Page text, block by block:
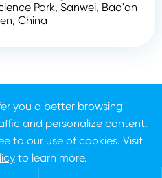
Park, Sanwei, Bao'an
China
derechos reservados.
de privacidad
you a better browsing
and personalize content.
to our use of cookies. Visit
to learn more.